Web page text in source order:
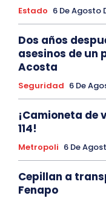
Estado 6 De Agosto
Dos años
asesinos de un
Acosta
Seguridad 6 De
¡Camioneta de
114!
Metropoli 6 De
Cepillan a
Fenapo